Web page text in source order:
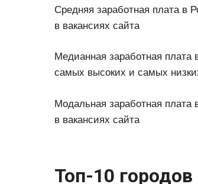
Средняя заработная плата в
в вакансиях сайта
Медианная заработная
самых высоких и самых
Модальная заработная
в вакансиях сайта
Топ-10